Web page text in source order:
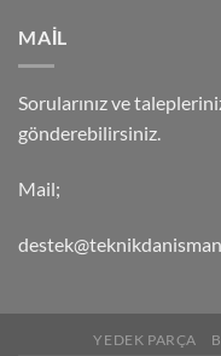
MAİL
Sorularınız ve
gönderebilirsiniz.
Mail;
YEDEK PARÇA